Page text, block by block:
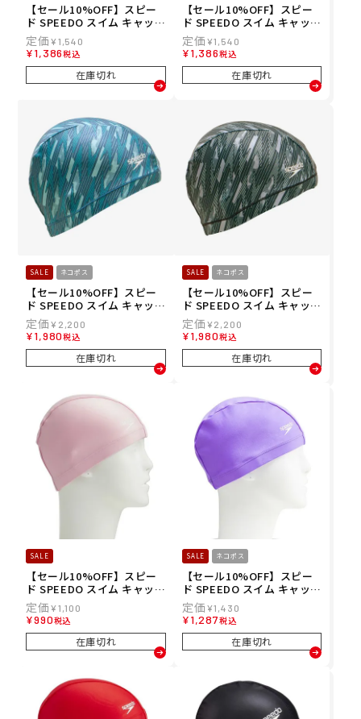
【セール10%OFF】スピー
ド SPEEDO スイム キャップ
ヘザー エコ キャップ Heat
her ECO Cap SE12315-SS
メンズ レディース ユニセッ
¥1,540
¥1,386税込
在庫切れ
【セール10%OFF】スピー
ド SPEEDO スイム キャップ
ヘザー エコ キャップ Heat
her ECO Cap SE12315-HM
メンズ レディース ユニセッ
¥1,540
¥1,386税込
在庫切れ
SALE ネコポス
【セール10%OFF】スピー
ド SPEEDO スイム キャップ
ブーン フロー トリコット キ
ャップ Boom Flow Tricot
Cap SE12410-SS メンズ レ
ディース ユニセックス
¥ 2,200
¥1,980税込
在庫切れ
SALE ネコポス
【セール10%OFF】スピー
ド SPEEDO スイム キャップ
ブーン フロー トリコット キ
ャップ Boom Flow Tricot
Cap SE12410-K メンズ レデ
ィース ユニセックス
¥2,200
¥1,980税込
在庫切れ
SALE
【セール10%OFF】スピー
ド SPEEDO スイム キャップ
トリコット キャップ Tricot
Cap SE12070-PN メンズ レ
ディース ユニセックス
¥1,100
¥990税込
在庫切れ
SALE ネコポス
【セール10%OFF】スピー
ド SPEEDO スイム キャップ
トリコット キャップ(ワイ
ド) Tricot Cap(Wide) SE1
2071-LI メンズ レディース
ユニセックス
¥1,430
¥1,287税込
在庫切れ